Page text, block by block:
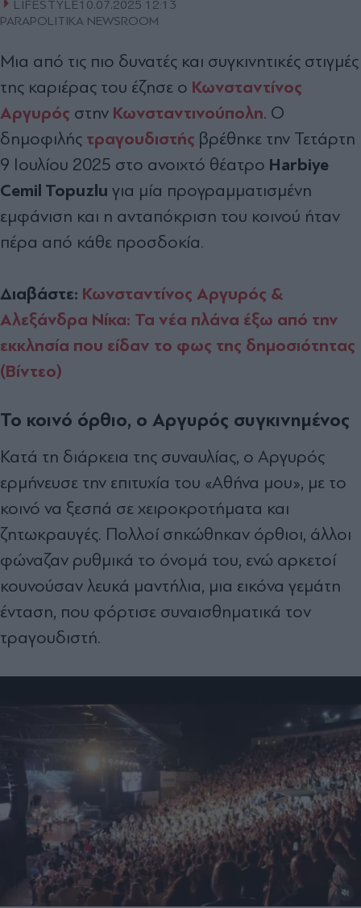
LIFESTYLE10.07.2025 12:13
PARAPOLITIKA NEWSROOM
Μια από τις πιο δυνατές και συγκινητικές στιγμές
της καριέρας του έζησε ο Κωνσταντίνος
Αργυρός στην Κωνσταντινούπολη. Ο
δημοφιλής τραγουδιστής βρέθηκε την Τετάρτη
9 Ιουλίου 2025 στο ανοιχτό θέατρο Harbiye
Cemil Topuzlu για μία προγραμματισμένη
εμφάνιση και η ανταπόκριση του κοινού ήταν
πέρα από κάθε προσδοκία.
Διαβάστε: Κωνσταντίνος Αργυρός &
Αλεξάνδρα Νίκα: Τα νέα πλάνα έξω από την
εκκλησία που είδαν το φως της δημοσιότητας
(Βίντεο)
Το κοινό όρθιο, ο Αργυρός συγκινημένος
Κατά τη διάρκεια της συναυλίας, ο Αργυρός
ερμήνευσε την επιτυχία του «Αθήνα μου», με το
κοινό να ξεσπά σε χειροκροτήματα και
ζητωκραυγές. Πολλοί σηκώθηκαν όρθιοι, άλλοι
φώναζαν ρυθμικά το όνομά του, ενώ αρκετοί
κουνούσαν λευκά μαντήλια, μια εικόνα γεμάτη
ένταση, που φόρτισε συναισθηματικά τον
τραγουδιστή.